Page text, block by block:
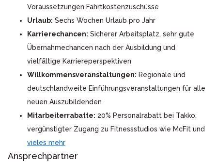
Voraussetzungen Fahrtkostenzuschüsse
Urlaub: Sechs Wochen Urlaub pro Jahr
Karrierechancen: Sicherer Arbeitsplatz, sehr gute
Übernahmechancen nach der Ausbildung und
vielfältige Karriereperspektiven
Willkommensveranstaltungen: Regionale und
deutschlandweite Einführungsveranstaltungen für alle
neuen Auszubildenden
Mitarbeiterrabatte: 20% Personalrabatt bei Takko,
vergünstigter Zugang zu Fitnessstudios wie McFit und
vieles mehr
Ansprechpartner